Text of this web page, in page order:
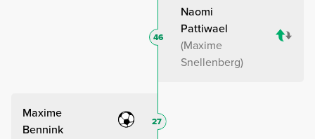
Naomi
Pattiwael
Maxime
Snellenberg
46
Maxime
Bennink
27